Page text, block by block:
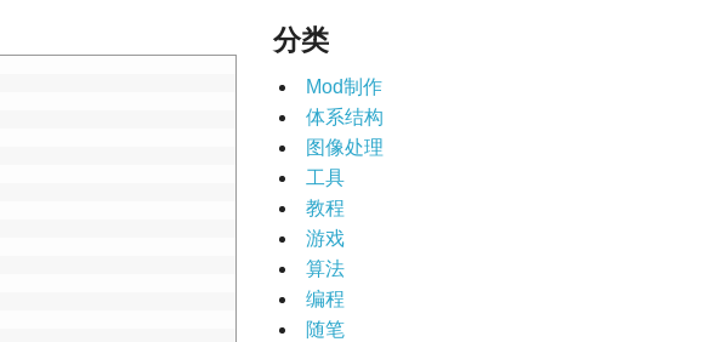
分类
Mod制作
体系结构
图像处理
工具
教程
游戏
算法
编程
随笔